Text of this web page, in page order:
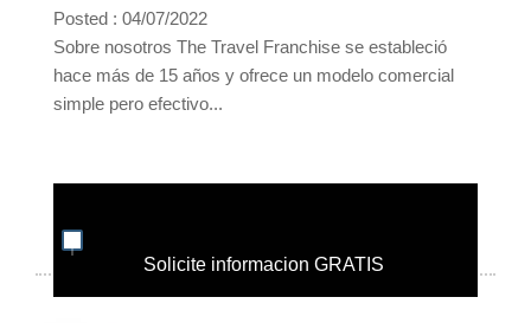
Posted : 04/07/2022
Sobre nosotros The Travel Franchise se estableció
hace más de 15 años y ofrece un modelo comercial
simple pero efectivo...
Solicite informacion GRATIS